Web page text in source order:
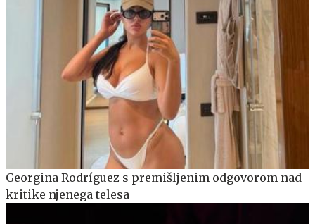
Georgina Rodríguez s premišljenim odgovorom nad
kritike njenega telesa